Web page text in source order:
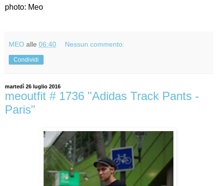
photo: Meo
MEO alle 06:40 Nessun commento:
Condividi
martedì 26 luglio 2016
meoutfit # 1736 "Adidas Track Pants -
Paris"